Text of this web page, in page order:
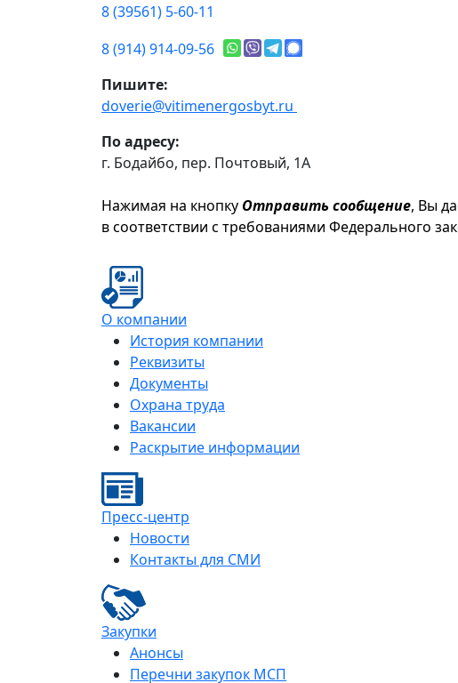
8 (39561) 5-60-11
8 (914) 914-09-56
Пишите:
doverie@vitimenergosbyt.ru
По адресу:
г. Бодайбо, пер. Почтовый, 1А
Нажимая на кнопку Отправить сообщение, Вы
в соответствии с требованиями Федерального
О компании
История компании
Реквизиты
Документы
Охрана труда
Вакансии
Раскрытие информации
Пресс-центр
Новости
Контакты для СМИ
Закупки
Анонсы
Перечни закупок МСП